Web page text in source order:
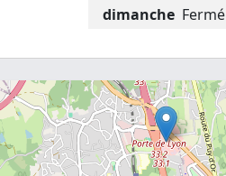
dimanche Fermé